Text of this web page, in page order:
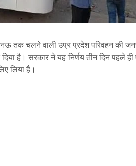
तक चलने वाली उप्र प्रदेश परिवहन की
है। सरकार ने यह निर्णय तीन दिन पहले ही
लिया है।